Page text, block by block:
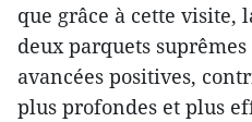
que grâce à cette visite,
deux parquets
avancées positives,
plus profondes et plus